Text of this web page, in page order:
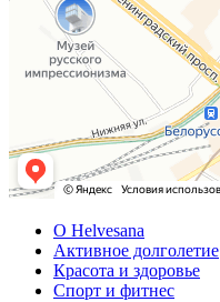
О Helvesana
Активное долголетие
Красота и здоровье
Спорт и фитнес